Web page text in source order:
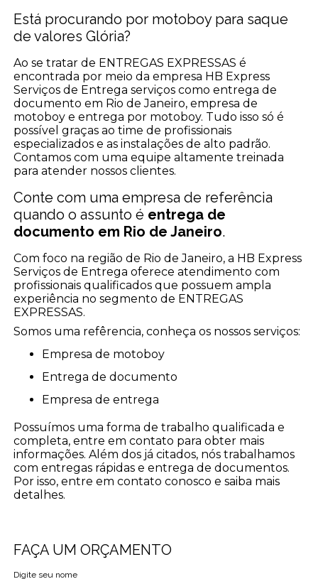
Está procurando por motoboy para saque
de valores Glória?
Ao se tratar de ENTREGAS EXPRESSAS é
encontrada por meio da empresa HB Express
Serviços de Entrega serviços como entrega de
documento em Rio de Janeiro, empresa de
motoboy e entrega por motoboy. Tudo isso só é
possível graças ao time de profissionais
especializados e as instalações de alto padrão.
Contamos com uma equipe altamente treinada
para atender nossos clientes.
Conte com uma empresa de referência
quando o assunto é entrega de
documento em Rio de Janeiro.
Com foco na região de Rio de Janeiro, a HB Express
Serviços de Entrega oferece atendimento com
profissionais qualificados que possuem ampla
experiência no segmento de ENTREGAS
EXPRESSAS.
Somos uma refêrencia, conheça os nossos serviços:
empresa de motoboy
entrega de documento
empresa de entrega
Possuímos uma forma de trabalho qualificada e
completa, entre em contato para obter mais
informações. Além dos já citados, nós trabalhamos
com entregas rápidas e entrega de documentos.
Por isso, entre em contato conosco e saiba mais
detalhes.
FAÇA UM ORÇAMENTO
Digite seu nome